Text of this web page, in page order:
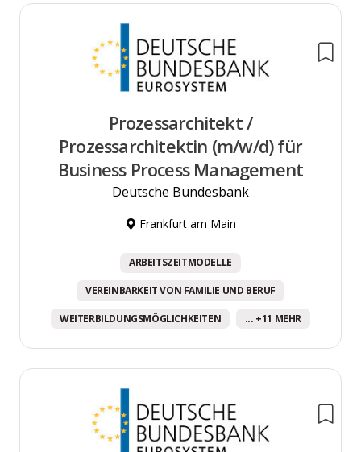
Prozessarchitekt /
Prozessarchitektin (m/w/d) für
Business Process Management
Deutsche Bundesbank
Frankfurt am Main
ARBEITSZEITMODELLE
VEREINBARKEIT VON FAMILIE UND BERUF
WEITERBILDUNGSMÖGLICHKEITEN ... +11 MEHR